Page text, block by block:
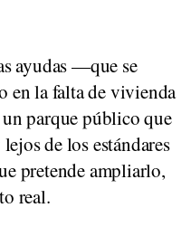
ayudas —que se
en la falta de vivienda
parque público que
de los estándares
pretende ampliarlo,
real.